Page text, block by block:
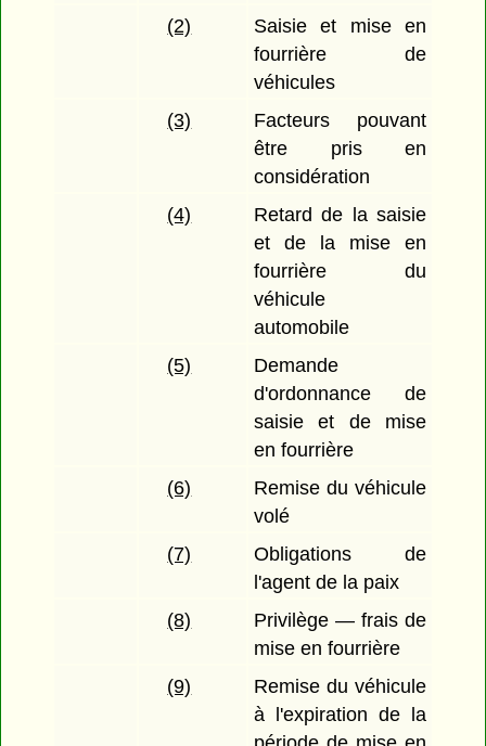
(2)
Saisie et mise en
fourrière de
véhicules
(3)
Facteurs pouvant
être pris en
considération
(4)
Retard de la saisie
et de la mise en
fourrière du
véhicule
automobile
(5)
Demande
d'ordonnance de
saisie et de mise
en fourrière
(6)
Remise du véhicule
volé
(7)
Obligations de
l'agent de la paix
(8)
Privilège — frais de
mise en fourrière
(9)
Remise du véhicule
à l'expiration de la